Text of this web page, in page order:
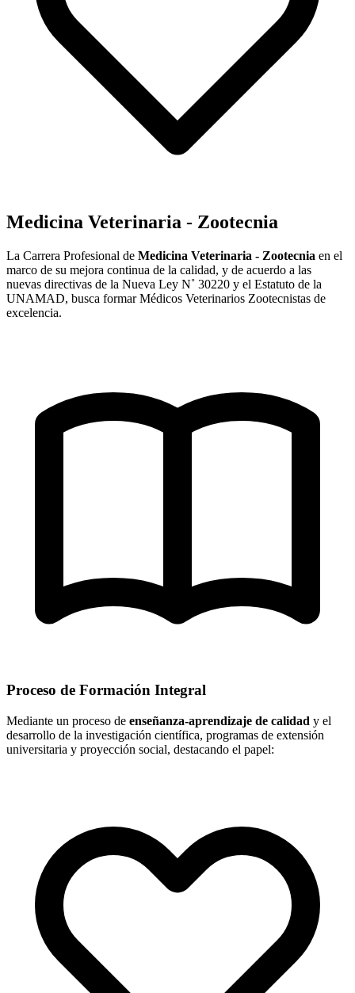
Medicina Veterinaria - Zootecnia
La Carrera Profesional de Medicina Veterinaria - Zootecnia en el
marco de su mejora continua de la calidad, y de acuerdo a las
nuevas directivas de la Nueva Ley N˚ 30220 y el Estatuto de la
UNAMAD, busca formar Médicos Veterinarios Zootecnistas de
excelencia.
Proceso de Formación Integral
Mediante un proceso de enseñanza-aprendizaje de calidad y el
desarrollo de la investigación científica, programas de extensión
universitaria y proyección social, destacando el papel: